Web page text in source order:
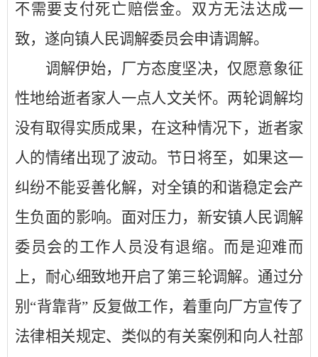
不需要支付死亡赔偿金。双方无法达成一
致，遂向镇人民调解委员会申请调解。
调解伊始，厂方态度坚决，仅愿意象征
性地给逝者家人一点人文关怀。两轮调解均
没有取得实质成果，在这种情况下，逝者家
人的情绪出现了波动。节日将至，如果这一
纠纷不能妥善化解，对全镇的和谐稳定会产
生负面的影响。面对压力，新安镇人民调解
委员会的工作人员没有退缩。而是迎难而
上，耐心细致地开启了第三轮调解。通过分
别“背靠背” 反复做工作，着重向厂方宣传了
法律相关规定、类似的有关案例和向人社部